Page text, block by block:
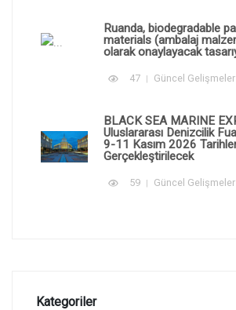
Ruanda, biodegradable
materials (ambalaj
olarak onaylayacak
47 Güncel Gelişmeler
BLACK SEA MARINE
Uluslararası Denizcilik
9-11 Kasım 2026
Gerçekleştirilecek
59 Güncel Gelişmeler
Kategoriler